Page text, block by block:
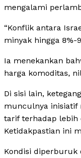
mengalami
“Konflik antara
minyak hingga 8%-
Ia menekankan
harga komoditas,
Di sisi lain,
munculnya inisiatif
tarif terhadap lebih
Ketidakpastian ini
Kondisi diperburuk